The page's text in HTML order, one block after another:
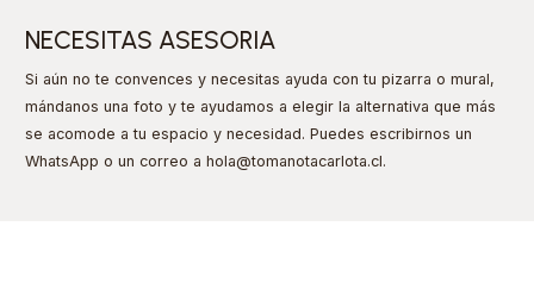
NECESITAS ASESORIA
Si aún no te convences y necesitas ayuda con tu pizarra o mural,
mándanos una foto y te ayudamos a elegir la alternativa que más
se acomode a tu espacio y necesidad. Puedes escribirnos un
WhatsApp o un correo a hola@tomanotacarlota.cl.